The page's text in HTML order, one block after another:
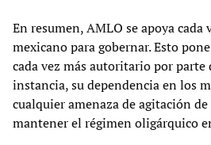
En resumen, AMLO se apoya
mexicano para gobernar. Esto
cada vez más autoritario por
instancia, su dependencia en los
cualquier amenaza de agitación
mantener el régimen oligárquico